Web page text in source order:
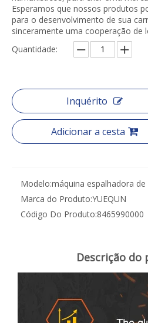
Esperamos que nossos produtos
para o desenvolvimento de sua
sinceramente uma cooperação de
Quantidade:
Inquérito
Adicionar a cesta
Modelo:máquina espalhadora
Marca do Produto:YUEQUN
Código Do Produto:8465990000
Descrição do